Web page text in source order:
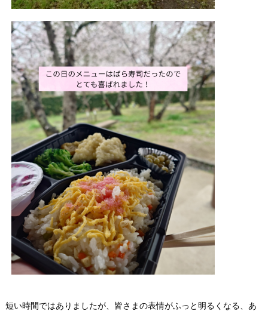
短い時間ではありましたが、皆さまの表情がふっと明るくなる、あ